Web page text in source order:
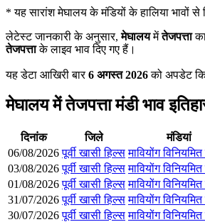
*यह सारांश मेघालय के मंडियों के हालिया भावों से
लेटेस्ट जानकारी के अनुसार,मेघालयमेंतेजपत्ता
तेजपत्ताके लाइव भाव दिए गए हैं।
यह डेटा आखिरी बार6 अगस्त 2026को अपडेट
मेघालय में तेजपत्ता मंडी भाव
दिनांक जिले मंडियां
06/08/2026 पूर्वी खासी हिल्स मावियोंग
03/08/2026 पूर्वी खासी हिल्स मावियोंग
01/08/2026 पूर्वी खासी हिल्स मावियोंग
31/07/2026 पूर्वी खासी हिल्स मावियोंग
30/07/2026 पूर्वी खासी हिल्स मावियोंग